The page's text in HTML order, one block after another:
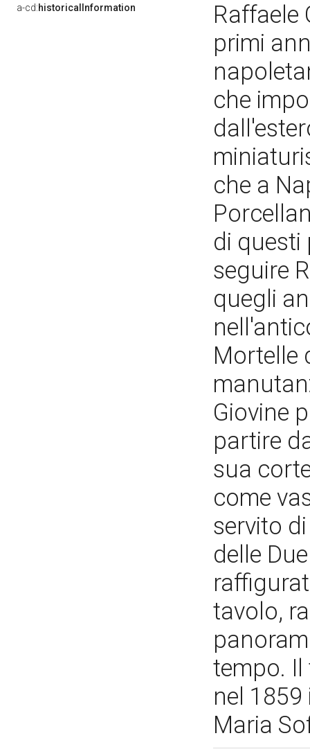
a-cd:historicalInformation
Raffaele
primi
che
che a
di questi
seguire
quegli
Mortelle
Giovine
partire
sua
come
servito
delle
tavolo,
tempo.
nel
Maria